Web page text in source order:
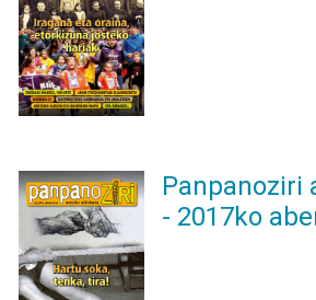
Panpanoziri
- 2017ko